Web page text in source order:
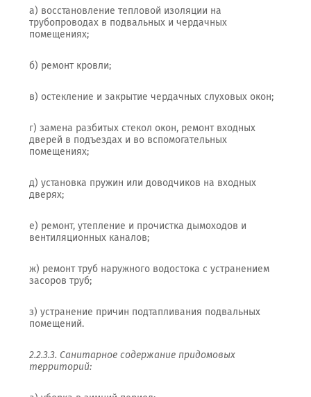
а) восстановление тепловой изоляции на
трубопроводах в подвальных и чердачных
помещениях;
б) ремонт кровли;
в) остекление и закрытие чердачных слуховых окон;
г) замена разбитых стекол окон, ремонт входных
дверей в подъездах и во вспомогательных
помещениях;
д) установка пружин или доводчиков на входных
дверях;
е) ремонт, утепление и прочистка дымоходов и
вентиляционных каналов;
ж) ремонт труб наружного водостока с устранением
засоров труб;
з) устранение причин подтапливания подвальных
помещений.
2.2.3.3. Санитарное содержание придомовых
территорий: